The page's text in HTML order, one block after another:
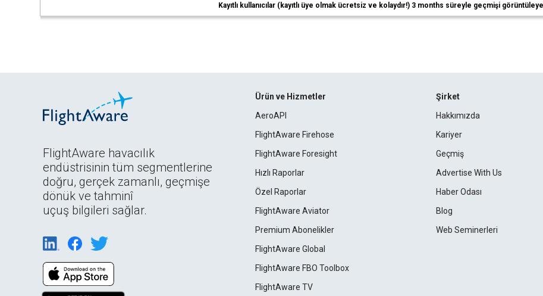
Kayıtlı kullanıcılar (kayıtlı üye olmak ücretsiz ve kolaydır!) 3 months süreyle geçmişi
FlightAware havacılık
endüstrisinin tüm segmentlerine
doğru, gerçek zamanlı, geçmişe
dönük ve tahminî
uçuş bilgileri sağlar.
Ürün ve Hizmetler
AeroAPI
FlightAware Firehose
FlightAware Foresight
Hızlı Raporlar
Özel Raporlar
FlightAware Aviator
Premium Abonelikler
FlightAware Global
FlightAware FBO Toolbox
FlightAware TV
Şirket
Hakkımızda
Kariyer
Geçmiş
Advertise With Us
Haber Odası
Blog
Web Seminerleri